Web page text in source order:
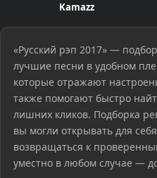
Kamazz
«Русский рэп 2017» —
лучшие песни в удобном
которые отражают
также помогают быстро
лишних кликов. Подборка
вы могли открывать для
возвращаться к
уместно в любом случае —